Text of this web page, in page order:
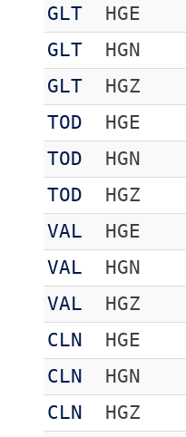
GLT HGE
GLT
HGN
GLT
HGZ
TOD
HGE
TOD
HGN
TOD
HGZ
VAL
HGE
VAL
HGN
VAL
HGZ
CLN
HGE
CLN
HGN
CLN
HGZ